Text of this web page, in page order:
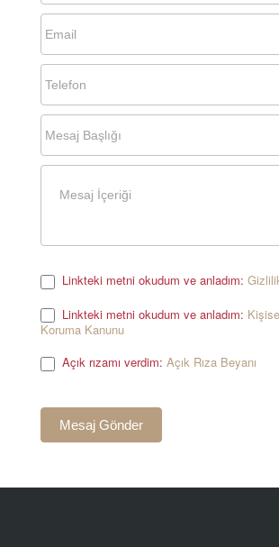
Linkteki metni okudum ve anladım:
Linkteki metni okudum ve anladım:
Koruma Kanunu
Açık rızamı verdim: Açık Rıza Beyanı